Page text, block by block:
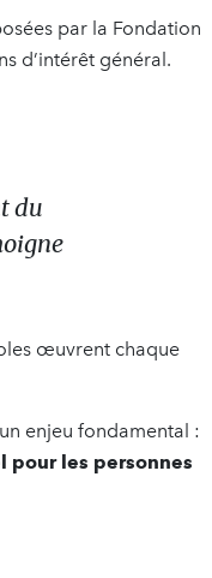
par la Fondation
d’intérêt général.
du
œuvrent chaque
enjeu fondamental :
pour les personnes